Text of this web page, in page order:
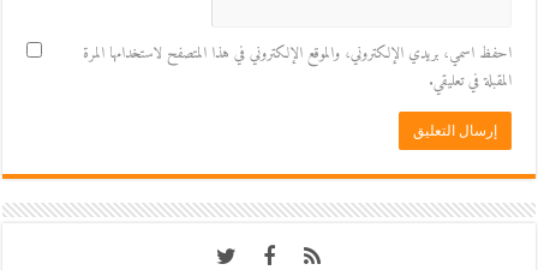
احفظ اسمي، بريدي الإلكتروني، والموقع الإلكتروني في هذا المتصفح لاستخدامها المرة
المقبلة في تعليقي.